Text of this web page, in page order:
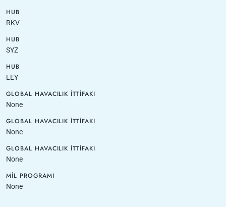
HUB
RKV
HUB
SYZ
HUB
LEY
GLOBAL HAVACILIK İTTIFAKI
None
GLOBAL HAVACILIK İTTIFAKI
None
GLOBAL HAVACILIK İTTIFAKI
None
MIL PROGRAMI
None